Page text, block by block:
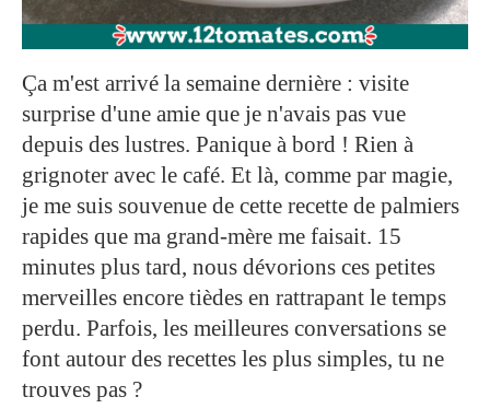
Ça m'est arrivé la semaine dernière : visite
surprise d'une amie que je n'avais pas vue
depuis des lustres. Panique à bord ! Rien à
grignoter avec le café. Et là, comme par magie,
je me suis souvenue de cette recette de palmiers
rapides que ma grand-mère me faisait. 15
minutes plus tard, nous dévorions ces petites
merveilles encore tièdes en rattrapant le temps
perdu. Parfois, les meilleures conversations se
font autour des recettes les plus simples, tu ne
trouves pas ?